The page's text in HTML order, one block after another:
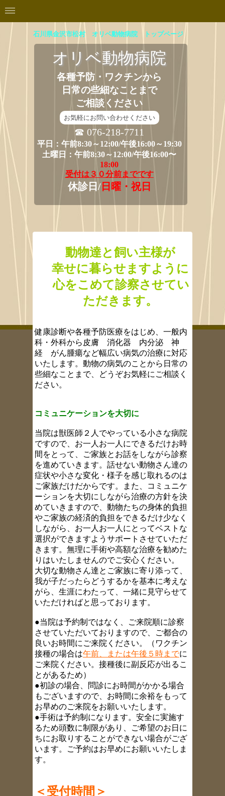
石川県金沢市松村 オリベ動物病院 トップページ
オリベ動物病院
各種予防・ワクチンから
日常の些細なことまで
ご相談ください
お気軽にお問い合わせください
☎ 076-218-7711
平日： 午前8:30～12:00/午後16:00～19:30
土曜日：午前8:30～12:00/午後16:00〜
18:00
受付は３０分前までです
休診日/日曜・祝日
動物達と飼い主様が
幸せに暮らせますように
心をこめて診察させてい
ただきます。
健康診断や各種予防医療をはじめ、一般内
科・外科から皮膚 消化器 内分泌 神
経 がん腫瘍など幅広い病気の治療に対応
いたします。動物の病気のことから日常の
些細なことまで、どうぞお気軽にご相談く
ださい。
コミュニケーションを大切に
当院は獣医師２人でやっている小さな病院
ですので、お一人お一人にできるだけお時
間をとって、ご家族とお話をしながら診察
を進めていきます。話せない動物さん達の
症状や小さな変化・様子を感じ取れるのは
ご家族だけだからです。また、コミュニケ
ーションを大切にしながら治療の方針を決
めていきますので、動物たちの身体的負担
やご家族の経済的負担をできるだけ少なく
しながら、お一人お一人にとってベストな
選択ができますようサポートさせていただ
きます。無理に手術や高額な治療を勧めた
りはいたしませんのでご安心ください。
大切な動物さん達とご家族に寄り添って、
我が子だったらどうするかを基本に考えな
がら、生涯にわたって、一緒に見守らせて
いただければと思っております。
●当院は予約制ではなく、ご来院順に診察
させていただいておりますので、
ご都合の
良いお時間にご来院ください。（ワクチン
接種の場合は午前、または午後５時までに
ご来院ください。接種後に副反応が出るこ
とがあるため）
●初診の場合、問診にお時間がかかる場合
もございますので、お時間に余裕をもって
お早めのご来院をお願いいたします。
●手術は予約制になります。安全に実施す
るため頭数に制限があり、ご希望のお日に
ちにお取りすることができない場合がござ
います。ご予約はお早めにお願いいたしま
す。
＜受付時間＞